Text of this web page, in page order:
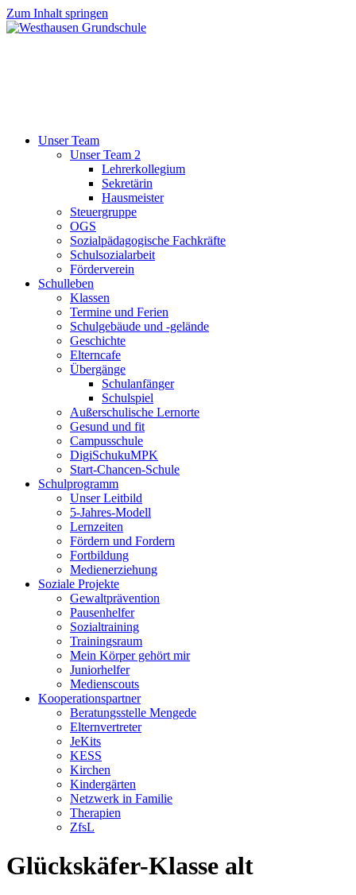
Zum Inhalt springen
Unser Team
Unser Team 2
Lehrerkollegium
Sekretärin
Hausmeister
Steuergruppe
OGS
Sozialpädagogische Fachkräfte
Schulsozialarbeit
Förderverein
Schulleben
Klassen
Termine und Ferien
Schulgebäude und -gelände
Geschichte
Elterncafe
Übergänge
Schulanfänger
Schulspiel
Außerschulische Lernorte
Gesund und fit
Campusschule
DigiSchukuMPK
Start-Chancen-Schule
Schulprogramm
Unser Leitbild
5-Jahres-Modell
Lernzeiten
Fördern und Fordern
Fortbildung
Medienerziehung
Soziale Projekte
Gewaltprävention
Pausenhelfer
Sozialtraining
Trainingsraum
Mein Körper gehört mir
Juniorhelfer
Medienscouts
Kooperationspartner
Beratungsstelle Mengede
Elternvertreter
JeKits
KESS
Kirchen
Kindergärten
Netzwerk in Familie
Therapien
ZfsL
Glückskäfer-Klasse alt